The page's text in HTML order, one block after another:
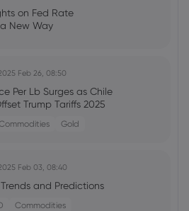
on Fed Rate
New Way
Feb 26, 08:50
Per Lb Surges as Chile
Trump Tariffs 2025
Gold
Feb 03, 08:40
and Predictions
Commodities